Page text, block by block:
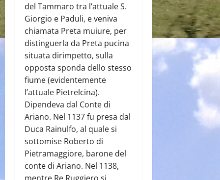
del Tammaro tra l’attuale S.
Giorgio e Paduli, e veniva
chiamata Preta muiure, per
distinguerla da Preta pucina
situata dirimpetto, sulla
opposta sponda dello stesso
fiume (evidentemente
l’attuale Pietrelcina).
Dipendeva dal Conte di
Ariano. Nel 1137 fu presa dal
Duca Rainulfo, al quale si
sottomise Roberto di
Pietramaggiore, barone del
conte di Ariano. Nel 1138,